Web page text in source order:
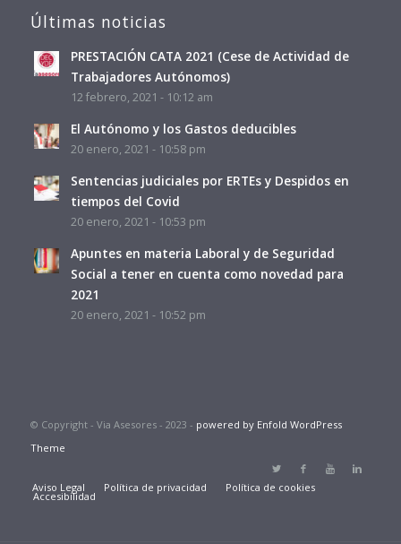
Últimas noticias
PRESTACIÓN CATA 2021 (Cese de Actividad de
Trabajadores Autónomos)
12 febrero, 2021 - 10:12 am
El Autónomo y los Gastos deducibles
20 enero, 2021 - 10:58 pm
Sentencias judiciales por ERTEs y Despidos en
tiempos del Covid
20 enero, 2021 - 10:53 pm
Apuntes en materia Laboral y de Seguridad
Social a tener en cuenta como novedad para
2021
20 enero, 2021 - 10:52 pm
© Copyright - Via Asesores - 2023 - powered by Enfold WordPress
Theme
Aviso Legal Política de privacidad Política de cookies
Accesibilidad